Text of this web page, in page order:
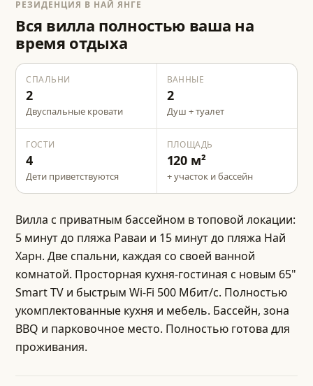
РЕЗИДЕНЦИЯ В НАЙ ЯНГЕ
Вся вилла полностью ваша на
время отдыха
СПАЛЬНИ
2
Двуспальные кровати
ВАННЫЕ
2
Душ + туалет
ГОСТИ
4
Дети приветствуются
ПЛОЩАДЬ
120м²
+ участок и бассейн
Вилла с приватным бассейном в топовой локации:
5 минут до пляжа Раваи и 15 минут до пляжа Най
Харн. Две спальни, каждая со своей ванной
комнатой. Просторная кухня-гостиная с новым 65"
Smart TV и быстрым Wi-Fi 500 Мбит/с. Полностью
укомплектованные кухня и мебель. Бассейн, зона
BBQ и парковочное место. Полностью готова для
проживания.